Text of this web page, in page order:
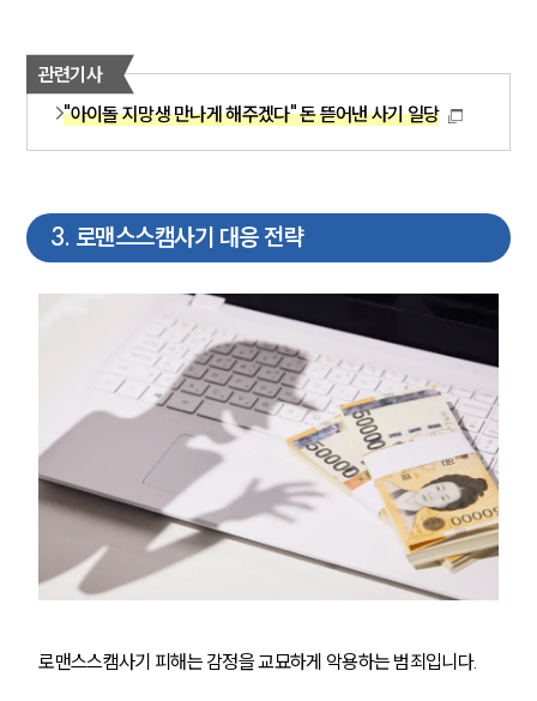
그룹소개
그룹소개
대륜의 강점
오시는 길
글로벌 파트너 로펌
고객의 소리
통합검색
AI대륜
업무사례
사례분석/최신동향
형사 법률정보
관련기사
"아이돌 지망생 만나게 해주겠다" 돈 뜯어낸 사기 일당
3. 로맨스스캠사기 대응 전략
로맨스스캠사기 피해는 감정을 교묘하게 악용하는 범죄입니다.